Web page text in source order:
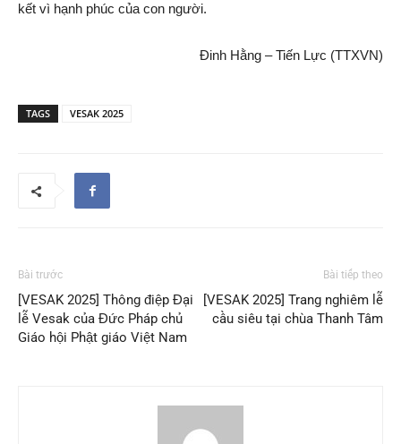
kết vì hạnh phúc của con người.
Đinh Hằng – Tiến Lực (TTXVN)
TAGS VESAK 2025
Bài trước
[VESAK 2025] Thông điệp Đại
lễ Vesak của Đức Pháp chủ
Giáo hội Phật giáo Việt Nam
Bài tiếp theo
[VESAK 2025] Trang nghiêm lễ
cầu siêu tại chùa Thanh Tâm